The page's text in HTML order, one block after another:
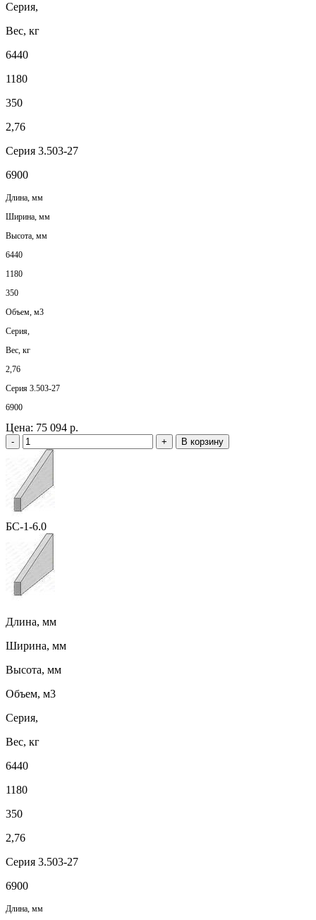
Серия,
Вес, кг
6440
1180
350
2,76
Серия 3.503-27
6900
Длина, мм
Ширина, мм
Высота, мм
6440
1180
350
Объем, м3
Серия,
Вес, кг
2,76
Серия 3.503-27
6900
Цена: 75 094 р.
- + В корзину
БС-1-6.0
Длина, мм
Ширина, мм
Высота, мм
Объем, м3
Серия,
Вес, кг
6440
1180
350
2,76
Серия 3.503-27
6900
Длина, мм